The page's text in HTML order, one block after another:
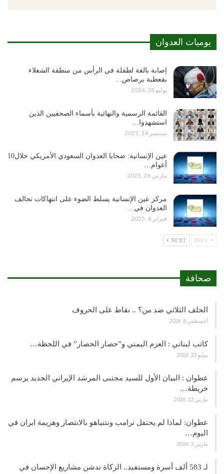
يوميات العدوان
إصابة بالغة لطفلة في الرأس من منطقة الشعلاء
بقعطبة برصاص…
يوليو 28, 2026
القائمة الرسمية والنهائية بأسماء الصحفيين الذين
استشهدوا…
سبتمبر 14, 2025
عين الإنسانية: ضحايا العدوان السعودي الأمريكي خلال10
أعوام…
مارس 26, 2025
مركز عين الإنسانية يسلط الضوء على انتهاكات تحالف
العدوان في…
فبراير 4, 2025
NEXT
صحافة
الحلف الثلاثي ضد من؟ .. نقاط على الحروف
أغسطس 8, 2026
كاتب لبناني : العزم اليمني و”حصار الحصار” في اللحظة…
يوليو 23, 2026
عطوان : البيان الأول للسيد مجتبى المرشد الإيراني الجديد يرسم
خريطة…
مارس 12, 2026
عطوان: لماذا لم يحتفل ترامب ونتنياهو بالانتصار وهزيمة ايران في
اليوم…
مارس 3, 2026
لـ 583 ألف أسرة ومستفيد.. الزكاة تدشن مشاريع الإحسان في